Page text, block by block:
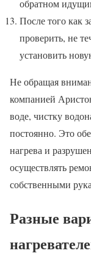
обратном
После того как
проверить, не
установить
Не обращая
компанией
воде, чистку
постоянно. Это
нагрева и
осуществлять
собственными
Разные